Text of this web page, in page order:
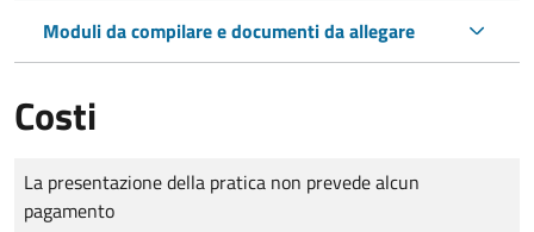
Moduli da compilare e documenti da allegare
Costi
Tipo di pagamento
Importo
La presentazione della pratica non prevede alcun
pagamento